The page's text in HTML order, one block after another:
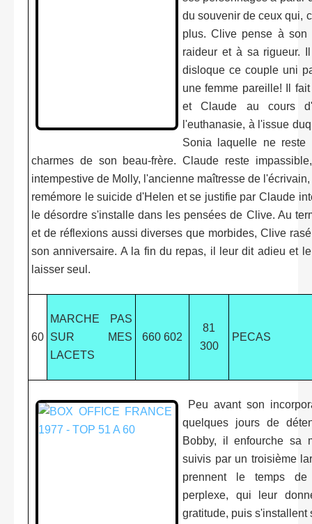
du souvenir de ceux qui,
plus. Clive pense à
raideur et à sa rigueur.
disloque ce couple uni
une femme pareille! Il
et Claude au cours
l'euthanasie, à l'issue
Sonia laquelle ne reste
charmes de son beau-frère. Claude reste
intempestive de Molly, l'ancienne maîtresse de
remémore le suicide d'Helen et se justifie par Claude
le désordre s'installe dans les pensées de Clive. Au
et de réflexions aussi diverses que morbides, Clive
son anniversaire. A la fin du repas, il leur dit adieu et
laisser seul.
60
MARCHE PAS
SUR MES
LACETS
660 602
81
300
PECAS
Peu avant son
quelques jours de
Bobby, il enfourche sa
suivis par un troisième
prennent le temps de
perplexe, qui leur
gratitude, puis s'installent